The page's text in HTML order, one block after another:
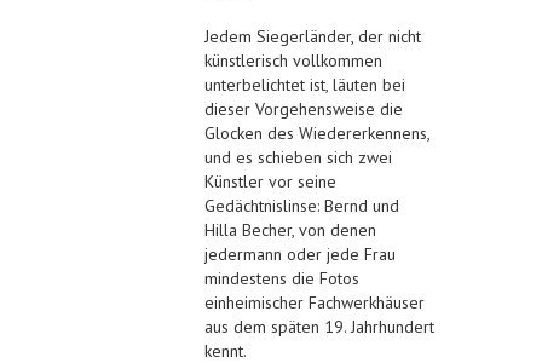
Jedem Siegerländer, der nicht
künstlerisch vollkommen
unterbelichtet ist, läuten bei
dieser Vorgehensweise die
Glocken des Wiedererkennens,
und es schieben sich zwei
Künstler vor seine
Gedächtnislinse: Bernd und
Hilla Becher, von denen
jedermann oder jede Frau
mindestens die Fotos
einheimischer Fachwerkhäuser
aus dem späten 19. Jahrhundert
kennt.